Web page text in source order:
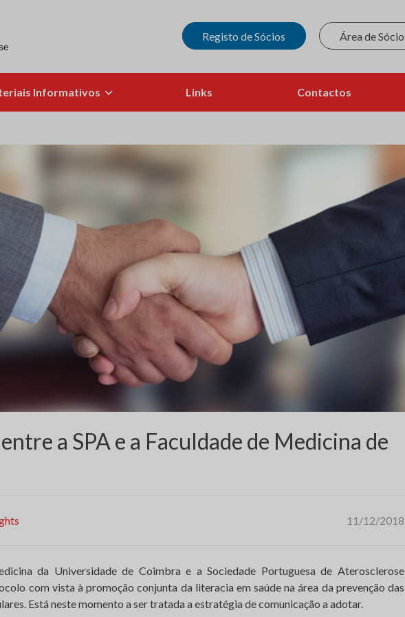
Registo de Sócios Área de Sócio
Informativos Links Contactos
a SPA e a Faculdade de Medicina de
11/12/2018
da Universidade de Coimbra e a Sociedade Portuguesa de Aterosclerose
com vista à promoção conjunta da literacia em saúde na área da prevenção das
Está neste momento a ser tratada a estratégia de comunicação a adotar.